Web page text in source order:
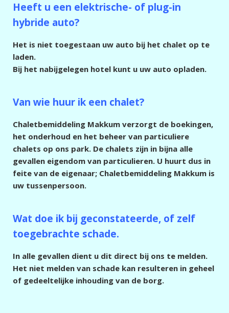
Heeft u een elektrische- of plug-in
hybride auto?
Het is niet toegestaan uw auto bij het chalet op te
laden.
Bij het nabijgelegen hotel kunt u uw auto opladen.
Van wie huur ik een chalet?
Chaletbemiddeling Makkum verzorgt de boekingen,
het onderhoud en het beheer van particuliere
chalets op ons park. De chalets zijn in bijna alle
gevallen eigendom van particulieren. U huurt dus in
feite van de eigenaar; Chaletbemiddeling Makkum is
uw tussenpersoon.
Wat doe ik bij geconstateerde, of zelf
toegebrachte schade.
In alle gevallen dient u dit direct bij ons te melden.
Het niet melden van schade kan resulteren in geheel
of gedeeltelijke inhouding van de borg.